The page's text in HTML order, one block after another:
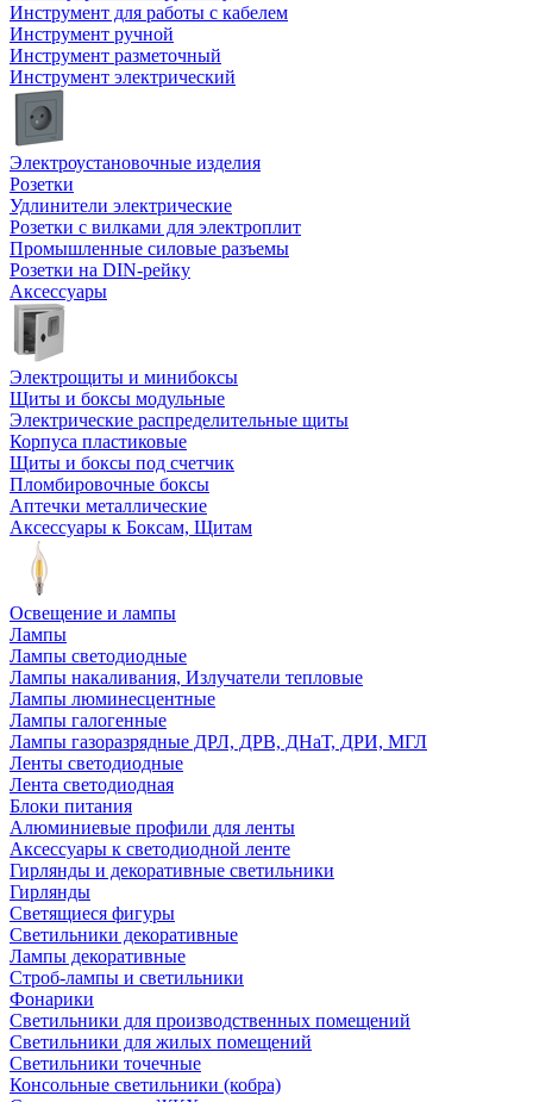
Инструмент для работы с кабелем
Инструмент ручной
Инструмент разметочный
Инструмент электрический
Электроустановочные изделия
Розетки
Удлинители электрические
Розетки с вилками для электроплит
Промышленные силовые разъемы
Розетки на DIN-рейку
Аксессуары
Электрощиты и минибоксы
Щиты и боксы модульные
Электрические распределительные щиты
Корпуса пластиковые
Щиты и боксы под счетчик
Пломбировочные боксы
Аптечки металлические
Аксессуары к Боксам, Щитам
Освещение и лампы
Лампы
Лампы светодиодные
Лампы накаливания, Излучатели тепловые
Лампы люминесцентные
Лампы галогенные
Лампы газоразрядные ДРЛ, ДРВ, ДНаТ, ДРИ, МГЛ
Ленты светодиодные
Лента светодиодная
Блоки питания
Алюминиевые профили для ленты
Аксессуары к светодиодной ленте
Гирлянды и декоративные светильники
Гирлянды
Светящиеся фигуры
Светильники декоративные
Лампы декоративные
Строб-лампы и светильники
Фонарики
Светильники для производственных помещений
Светильники для жилых помещений
Светильники точечные
Консольные светильники (кобра)